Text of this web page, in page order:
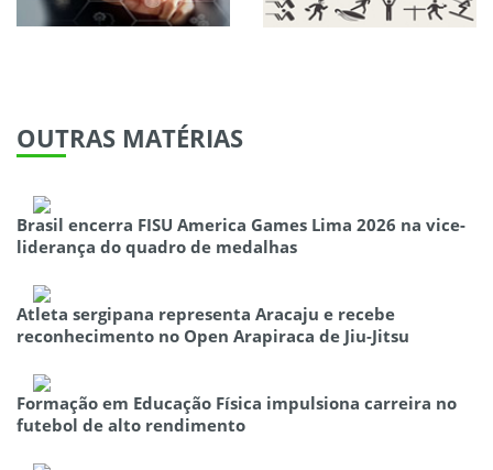
OUTRAS MATÉRIAS
Brasil encerra FISU America Games Lima 2026 na vice-
liderança do quadro de medalhas
Atleta sergipana representa Aracaju e recebe
reconhecimento no Open Arapiraca de Jiu-Jitsu
Formação em Educação Física impulsiona carreira no
futebol de alto rendimento